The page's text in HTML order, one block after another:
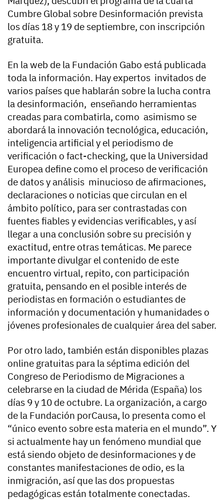
Cumbre Global sobre Desinformación prevista
los días 18 y 19 de septiembre, con inscripción
gratuita.
En la web de la Fundación Gabo está publicada
toda la información. Hay expertos invitados de
varios países que hablarán sobre la lucha contra
la desinformación, enseñando herramientas
creadas para combatirla, como asimismo se
abordará la innovación tecnológica, educación,
inteligencia artificial y el periodismo de
verificación o fact-checking, que la Universidad
Europea define como el proceso de verificación
de datos y análisis minucioso de afirmaciones,
declaraciones o noticias que circulan en el
ámbito político, para ser contrastadas con
fuentes fiables y evidencias verificables, y así
llegar a una conclusión sobre su precisión y
exactitud, entre otras temáticas. Me parece
importante divulgar el contenido de este
encuentro virtual, repito, con participación
gratuita, pensando en el posible interés de
periodistas en formación o estudiantes de
información y documentación y humanidades o
jóvenes profesionales de cualquier área del saber.
Por otro lado, también están disponibles plazas
online gratuitas para la séptima edición del
Congreso de Periodismo de Migraciones a
celebrarse en la ciudad de Mérida (España) los
días 9 y 10 de octubre. La organización, a cargo
de la Fundación porCausa, lo presenta como el
“único evento sobre esta materia en el mundo”. Y
si actualmente hay un fenómeno mundial que
está siendo objeto de desinformaciones y de
constantes manifestaciones de odio, es la
inmigración, así que las dos propuestas
pedagógicas están totalmente conectadas.